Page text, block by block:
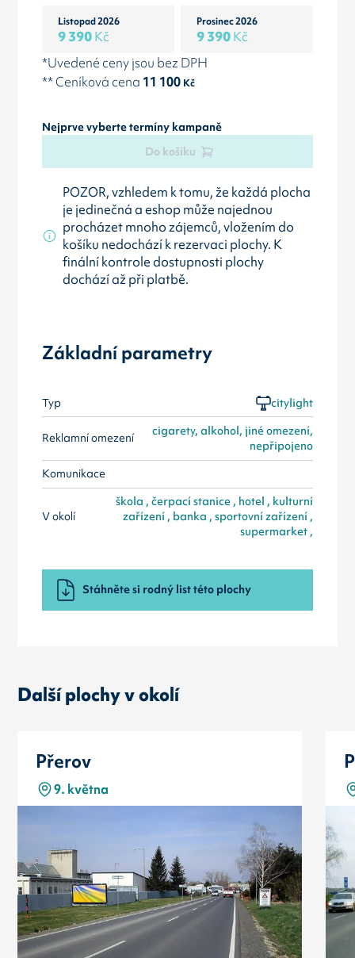
Listopad 2026
9 390Kč
Prosinec 2026
9 390Kč
*Uvedené ceny jsou bez DPH
** Ceníková cena 11 100Kč
Nejprve vyberte termíny kampaně
Do košíku
POZOR, vzhledem k tomu, že každá plocha
je jedinečná a eshop může najednou
procházet mnoho zájemců, vložením do
košíku nedochází k rezervaci plochy. K
finální kontrole dostupnosti plochy
dochází až při platbě.
Základní parametry
Typ citylight
Reklamní omezení
cigarety, alkohol, jiné omezení,
nepřipojeno
Komunikace
V okolí
škola , čerpací stanice , hotel , kulturní
zařízení , banka , sportovní zařízení ,
supermarket ,
Stáhněte si rodný list této plochy
Další plochy v okolí
Přerov
9. května